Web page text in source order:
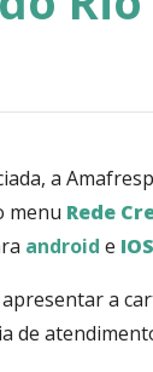
a
menu Rede
android e IOS
a
de